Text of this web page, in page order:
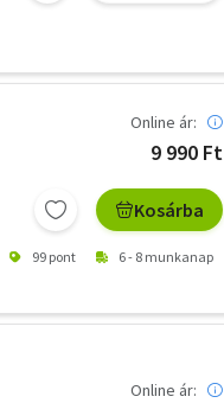
Online ár:
9 990 Ft
Kosárba
99 pont 6 - 8 munkanap
Online ár: